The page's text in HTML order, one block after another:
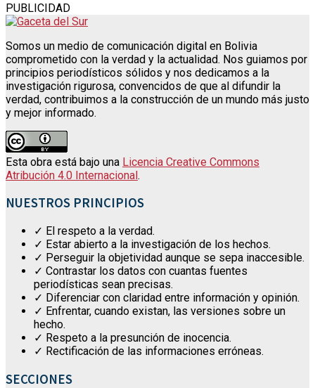
PUBLICIDAD
Somos un medio de comunicación digital en Bolivia
comprometido con la verdad y la actualidad. Nos guiamos por
principios periodísticos sólidos y nos dedicamos a la
investigación rigurosa, convencidos de que al difundir la
verdad, contribuimos a la construcción de un mundo más justo
y mejor informado.
Esta obra está bajo una Licencia Creative Commons
Atribución 4.0 Internacional.
NUESTROS PRINCIPIOS
✓ El respeto a la verdad.
✓ Estar abierto a la investigación de los hechos.
✓ Perseguir la objetividad aunque se sepa inaccesible.
✓ Contrastar los datos con cuantas fuentes
periodísticas sean precisas.
✓ Diferenciar con claridad entre información y opinión.
✓ Enfrentar, cuando existan, las versiones sobre un
hecho.
✓ Respeto a la presunción de inocencia.
✓ Rectificación de las informaciones erróneas.
SECCIONES